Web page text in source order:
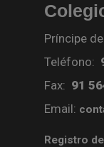
Príncipe
Teléfono:
Fax: 91
Email:
Registro